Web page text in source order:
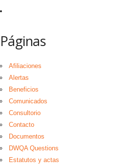
Páginas
Afiliaciones
Alertas
Beneficios
Comunicados
Consultorio
Contacto
Documentos
DWQA Questions
Estatutos y actas